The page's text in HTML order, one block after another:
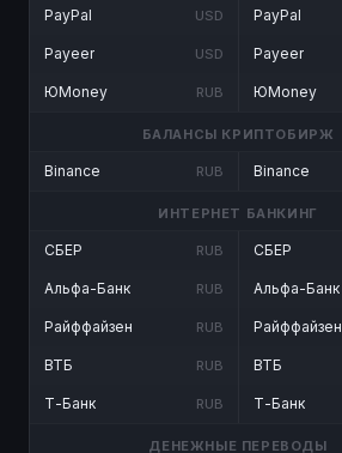
PayPal USD
Payeer USD
ЮMoney RUB
PayPal
Payeer
ЮMoney
БАЛАНСЫ КРИПТОБИРЖ
Binance RUB Binance
ИНТЕРНЕТ БАНКИНГ
СБЕР RUB
Альфа-Банк RUB
Райффайзен RUB
ВТБ RUB
Т-Банк RUB
СБЕР
Альфа-Банк
Райффайзен
ВТБ
Т-Банк
ДЕНЕЖНЫЕ ПЕРЕВОДЫ